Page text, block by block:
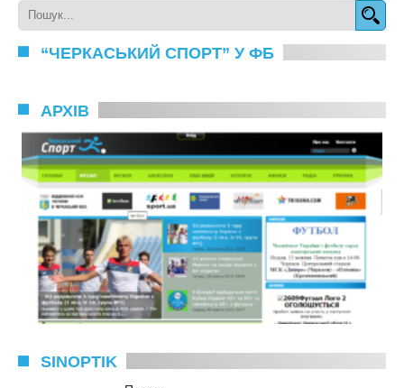
“ЧЕРКАСЬКИЙ СПОРТ” У ФБ
АРХІВ
SINOPTIK